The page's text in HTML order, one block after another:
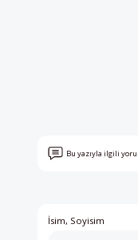
Bu yazıyla ilgili
İsim, Soyisim